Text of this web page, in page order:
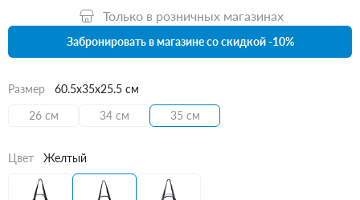
Только в розничных магазинах
Забронировать в магазине со скидкой -10%
Размер
60.5x35x25.5 см
26 см
34 см 35 см
Цвет Желтый